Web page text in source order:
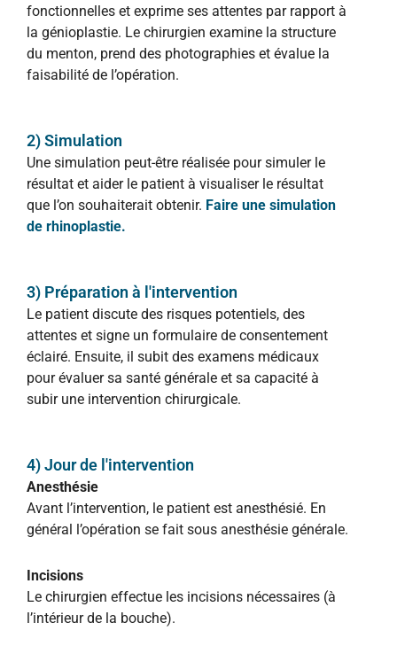
fonctionnelles et exprime ses attentes par rapport à
la génioplastie. Le chirurgien examine la structure
du menton, prend des photographies et évalue la
faisabilité de l’opération.
2) Simulation
Une simulation peut-être réalisée pour simuler le
résultat et aider le patient à visualiser le résultat
que l’on souhaiterait obtenir. Faire une simulation
de rhinoplastie.
3) Préparation à l'intervention
Le patient discute des risques potentiels, des
attentes et signe un formulaire de consentement
éclairé. Ensuite, il subit des examens médicaux
pour évaluer sa santé générale et sa capacité à
subir une intervention chirurgicale.
4) Jour de l'intervention
Anesthésie
Avant l’intervention, le patient est anesthésié. En
général l’opération se fait sous anesthésie générale.
Incisions
Le chirurgien effectue les incisions nécessaires (à
l’intérieur de la bouche).